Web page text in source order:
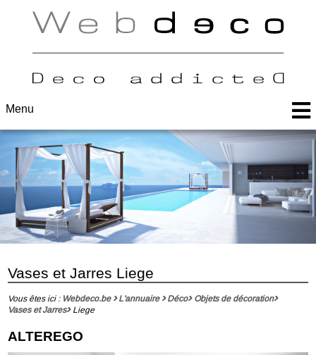
Menu
Vases et Jarres Liege
Vous êtes ici : Webdeco.be L'annuaire Déco
Objets de décoration
Vases et Jarres
Liege
ALTEREGO